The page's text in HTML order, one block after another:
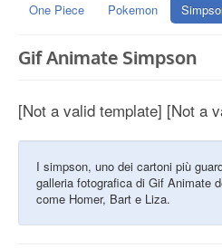
One Piece
Pokemon
Gif Animate Simpson
[Not a valid template] [Not a
I simpson, uno dei cartoni più
galleria fotografica di Gif Animate
come Homer, Bart e Liza.